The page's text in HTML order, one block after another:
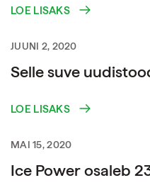
LOE LISAKS
JUUNI 2, 2020
Selle suve
LOE LISAKS
MAI 15, 2020
Ice Power osaleb